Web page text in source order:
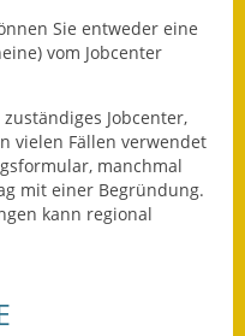
Sie entweder eine
vom Jobcenter
Jobcenter,
vielen Fällen verwendet
manchmal
mit einer Begründung.
kann regional